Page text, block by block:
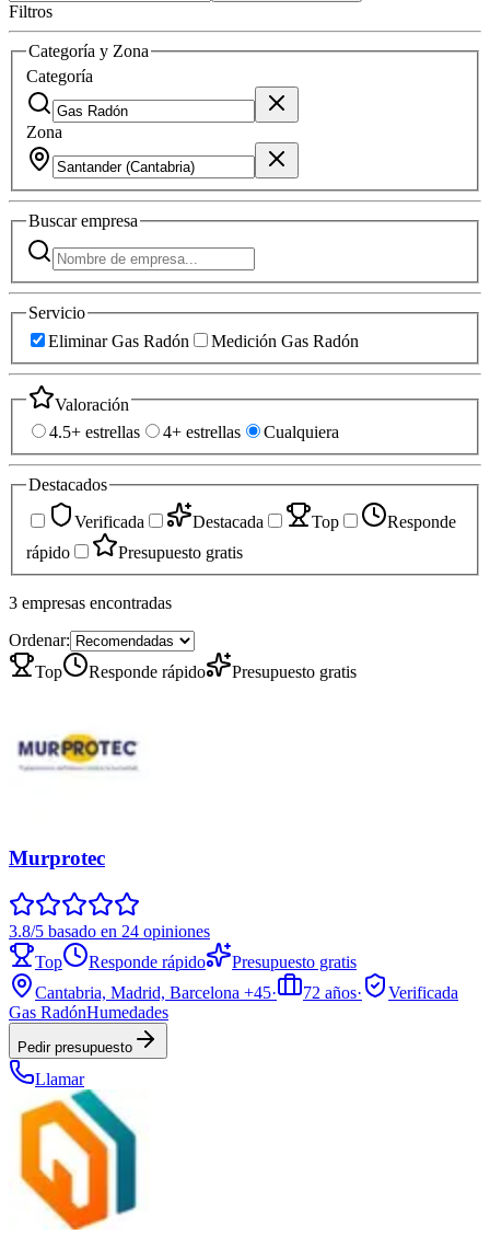
Filtros
Categoría y Zona
Categoría
Zona
Buscarempresa
Servicio
Eliminar Gas Radón
Medición Gas Radón
Valoración
4.5+ estrellas
4+ estrellas Cualquiera
Destacados
Verificada
Destacada Top
Responde
rápido
Presupuesto gratis
3 empresas encontradas
Ordenar:
Top
Responde rápido Presupuesto gratis
Murprotec
3.8/5 basado en 24 opiniones
Top
Responde rápido
Presupuesto gratis
Cantabria, Madrid, Barcelona +45· 72 años·
Verificada
Gas RadónHumedades
Pedir presupuesto
Llamar